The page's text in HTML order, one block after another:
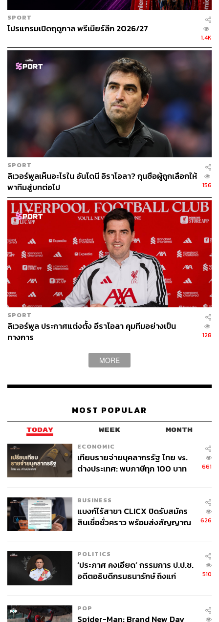
ทำแบบที่เคยทำมาคือ การเสริมทัพด้วยผู้เล่นในระดับตัวจริง
3 ราย
“ผมคิดว่าลิเวอร์พูลมาถึงจุดที่พวกเขาต้องการนักเตะ 3 คน
เพื่อที่จะเข้ามาและเติมพลังให้กับทีม” คาร์ราเกอร์กล่าว
“เรากำลังพูดกันถึงเรื่องของความเข้มข้น และลิเวอร์พูลทีมนี้
ดร็อปลงไปจากเดิม ในเรื่องพละกำลังก็ดูลดน้อยถอยลง และ
ทีมชุดปัจจุบันแทบไม่ต่างไปจากในเกมนัดชิงแชมเปียนส์ลีก
เมื่อปี 2018 เลย
“แบ็กโฟร์ชุดเดิม ฟูลแบ็กสองข้างเหมือนเดิม ฟาน ไดจ์ค ถ้า
เขาฟิตก็ได้ลงสนามอยู่แล้ว ส่วน เดยัน ลอฟเรน อาจจะย้ายไป
แต่ โจเอล มาทิป ก็อาจจะได้เล่นในนัดชิงปีนั้นถ้าเขาฟิต โจ
โกเมซ ก็ยังอยู่ที่สโมสร”
ในแดนกลางและแดนหน้า คาร์ราเกอร์ก็ชี้ให้เห็นว่า ผู้เล่นที่
คล็อปป์ใช้ทุกวันนี้ก็ยังเป็นชุดเดิม
“มันไม่ใช่เรื่องของทัศนคติ ทีมนี้ไม่ใช่ทีมที่จะมาคิดว่าได้
แชมป์ลีกแล้วจะพอ แต่พวกเขาไม่ได้หยุดพักเลยมากว่า 3 ปี นี่
คือเหตุผลที่ผมบอกว่าพวกเขาต้องการความช่วยเหลือ”
ความช่วยเหลือที่ว่าสำหรับคาร์ราเกอร์คือ นักเตะใหม่ที่จะ
เข้ามาเติมความสดชื่น เพิ่มการแข่งขันภายในทีม
“ผมไม่ได้พูดถึงนักเตะที่จะมานั่งบนม้านั่งสำรอง ผมกำลังพูด
ถึงนักเตะที่จะเข้ามาในทีมได้เลยเหมือนมาทิป, ไวจ์นัลดุม,
มาเน หรือซาลาห์, ฟาน ไดจ์ค และอลิสสัน” อดีตกองหลังจอม
โดยเฉพาะรายหลังที่เคยเป็นเป้าหมายในระยะยาวที่คล็อปป์
สนใจอยู่แล้ว หากทำผลงานได้ดีในช่วงนับจากนี้ไปจนจบ
ฤดูกาล ก็มีโอกาสที่จะได้เป็นเซ็นเตอร์ฮาล์ฟคนใหม่ถาวร
ของสโมสร
ในแดนกลางไวจ์นัลดุมมีโอกาสจะไปจากทีมสูง แม้ว่าจะยัง
ไม่ประกาศการตัดสินใจว่าจะเอาอย่างไรหลังจบฤดูกาลนี้ที่
สัญญาของเขากับทีมจะหมดลง และคาดว่าคล็อปป์น่าจะ
โจทย์ยากอาจจะเป็นแดนหน้าที่จะต้องหาคนที่จะมาแข่งขัน
กับ 3 ประสานเดิมอย่างมาเน, ซาลาห์ และ โรแบร์โต เฟียร์มิ
เพราะในเวลานี้เห็นได้ชัดว่า ขุมกำลังสำรองของลิเวอร์พูลใน
รายที่เหลืออย่าง ดิวอค โอริกิ, เชร์ดาน ชาคิรี, อเล็กซ์ ออกซ์
เลด-แชมเบอร์เลน และ ทาคุมิ มินามิโนะ ที่ถูกส่งตัวให้
อย่างแมนฯ ซิตี้, แมนฯ ยูไนเต็ด หรือเชลซี
SPORT
โปรแกรมเปิดฤดูกาล พรีเมียร์ลีก 2026/27
1.4K
SPORT
ลิเวอร์พูลเห็นอะไรใน อันโดนี อิราโอลา? กุนซือผู้ถูกเลือกให้
พาทีมสู่บทต่อไป
156
SPORT
ลิเวอร์พูล ประกาศแต่งตั้ง อีราโอลา คุมทีมอย่างเป็น
ทางการ
128
MORE
MOST POPULAR
TODAY WEEK MONTH
ECONOMIC
เทียบรายจ่ายบุคลากรรัฐ ไทย vs.
ต่างประเทศ: พบภาษีทุก 100 บาท
661
BUSINESS
แบงก์ไร้สาขา CLICX ปิดรับสมัคร
สินเชื่อชั่วคราว พร้อมส่งสัญญาณ
626
POLITICS
‘ประภาศ คงเอียด’ กรรมการ ป.ป.ช.
อดีตอธิบดีกรมธนารักษ์ ถึงแก่
510
POP
Spider-Man: Brand New Day